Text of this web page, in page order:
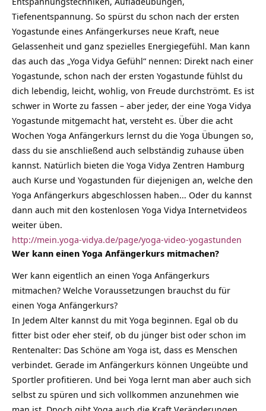
Tiefenentspannung. So spürst du schon nach der ersten
Yogastunde eines Anfängerkurses neue Kraft, neue
Gelassenheit und ganz spezielles Energiegefühl. Man kann
das auch das „Yoga Vidya Gefühl“ nennen: Direkt nach einer
Yogastunde, schon nach der ersten Yogastunde fühlst du
dich lebendig, leicht, wohlig, von Freude durchströmt. Es ist
schwer in Worte zu fassen – aber jeder, der eine Yoga Vidya
Yogastunde mitgemacht hat, versteht es. Über die acht
Wochen Yoga Anfängerkurs lernst du die Yoga Übungen so,
dass du sie anschließend auch selbständig zuhause üben
kannst. Natürlich bieten die Yoga Vidya Zentren Hamburg
auch Kurse und Yogastunden für diejenigen an, welche den
Yoga Anfängerkurs abgeschlossen haben… Oder du kannst
dann auch mit den kostenlosen Yoga Vidya Internetvideos
weiter üben.
http://mein.yoga-vidya.de/page/yoga-video-yogastunden
Wer kann einen Yoga Anfängerkurs mitmachen?
Wer kann eigentlich an einen Yoga Anfängerkurs
mitmachen? Welche Voraussetzungen brauchst du für
einen Yoga Anfängerkurs?
In Jedem Alter kannst du mit Yoga beginnen. Egal ob du
fitter bist oder eher steif, ob du jünger bist oder schon im
Rentenalter: Das Schöne am Yoga ist, dass es Menschen
verbindet. Gerade im Anfängerkurs können Ungeübte und
Sportler profitieren. Und bei Yoga lernt man aber auch sich
selbst zu spüren und sich vollkommen anzunehmen wie